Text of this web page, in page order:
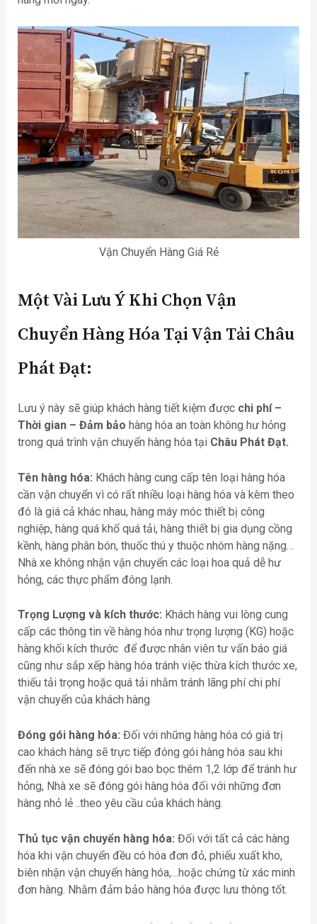
Vận Chuyển Hàng Giá Rẻ
Một Vài Lưu Ý Khi Chọn Vận
Chuyển Hàng Hóa Tại Vận Tải Châu
Phát Đạt:
Lưu ý này sẽ giúp khách hàng tiết kiệm được chi phí –
Thời gian – Đảm bảo hàng hóa an toàn không hư hỏng
trong quá trình vận chuyển hàng hóa tại Châu Phát Đạt.
Tên hàng hóa: Khách hàng cung cấp tên loại hàng hóa
cần vận chuyển vì có rất nhiều loại hàng hóa và kèm theo
đó là giá cả khác nhau, hàng máy móc thiết bị công
nghiệp, hàng quá khổ quá tải, hàng thiết bị gia dụng cồng
kềnh, hàng phân bón, thuốc thú y thuộc nhóm hàng nặng…
Nhà xe không nhận vận chuyển các loại hoa quả dễ hư
hỏng, các thực phẩm đông lạnh.
Trọng Lượng và kích thước: Khách hàng vui lòng cung
cấp các thông tin về hàng hóa như trọng lượng (KG) hoặc
hàng khối kích thước để được nhân viên tư vấn báo giá
cũng như sắp xếp hàng hóa tránh việc thừa kích thước xe,
thiếu tải trọng hoặc quá tải nhằm tránh lãng phí chi phí
vận chuyển của khách hàng
Đóng gói hàng hóa: Đối với những hàng hóa có giá trị
cao khách hàng sẽ trực tiếp đóng gói hàng hóa sau khi
đến nhà xe sẽ đóng gói bao bọc thêm 1,2 lớp để tránh hư
hỏng, Nhà xe sẽ đóng gói hàng hóa đối với những đơn
hàng nhỏ lẻ ..theo yêu cầu của khách hàng.
Thủ tục vận chuyển hàng hóa: Đối với tất cả các hàng
hóa khi vận chuyển đều có hóa đơn đỏ, phiếu xuất kho,
biên nhận vận chuyển hàng hóa,…hoặc chứng từ xác minh
đơn hàng. Nhằm đảm bảo hàng hóa được lưu thông tốt.